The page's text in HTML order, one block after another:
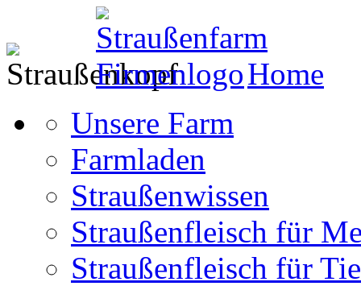
Home
Unsere Farm
Farmladen
Straußenwissen
Straußenfleisch für
Straußenfleisch für